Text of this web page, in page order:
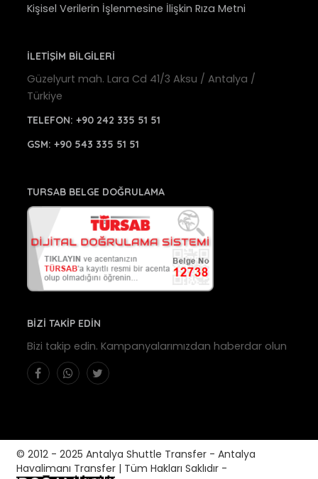
Kişisel Verilerin İşlenmesine İlişkin Rıza Metni
İLETİŞİM BİLGİLERİ
Güzelyurt mah. Lara Cd 41/3 Aksu / Antalya /
Türkiye
TELEFON: +90 242 335 51 51
GSM: +90 543 335 51 51
TURSAB BELGE DOĞRULAMA
BİZİ TAKİP EDİN
Bizi takip edin. Kampanyalarımızdan haberdar olun
© 2012 - 2025 Antalya Shuttle Transfer - Antalya
Havalimanı Transfer | Tüm Hakları Saklıdır -